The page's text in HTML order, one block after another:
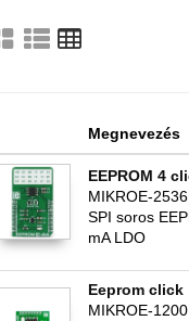
Megnevezés
EEPROM 4
MIKROE-
SPI soros
mA LDO
Eeprom click
MIKROE-